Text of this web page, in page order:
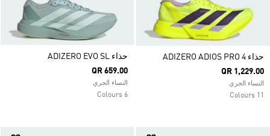
حذاء ADIZERO ADIOS PRO 4
QR 1,229.00
النساء الجري
11 Colours
حذاء ADIZERO EVO SL
QR 659.00
النساء الجري
6 Colours